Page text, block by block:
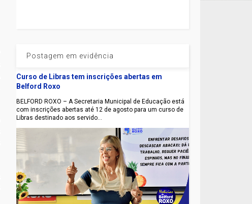
Postagem em evidência
Curso de Libras tem inscrições abertas em
Belford Roxo
BELFORD ROXO – A Secretaria Municipal de Educação está
com inscrições abertas até 12 de agosto para um curso de
Libras destinado aos servido...